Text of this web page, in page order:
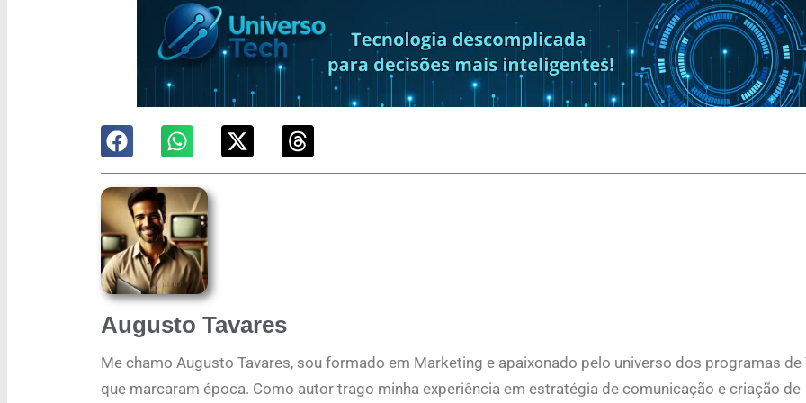
Augusto Tavares
Me chamo Augusto Tavares, sou formado em Marketing e apaixonado pelo universo dos programas de
que marcaram época. Como autor trago minha experiência em estratégia de comunicação e criação de